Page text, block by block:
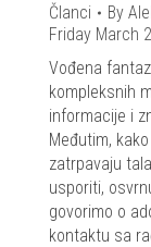
Članci By
Friday March
Vođena
kompleksnih
informacije i
Međutim,
zatrpavaju
usporiti,
govorimo o
kontaktu sa